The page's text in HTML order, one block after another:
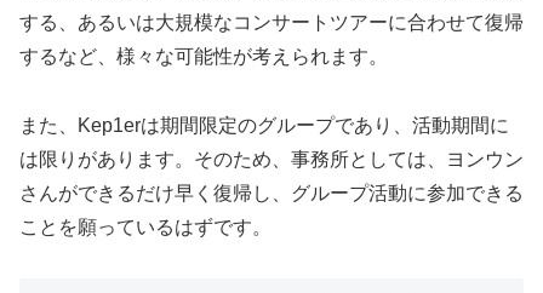
する、あるいは大規模なコンサートツアーに合わせて復帰
するなど、様々な可能性が考えられます。
また、Kep1erは期間限定のグループであり、活動期間に
は限りがあります。そのため、事務所としては、ヨンウン
さんができるだけ早く復帰し、グループ活動に参加できる
ことを願っているはずです。